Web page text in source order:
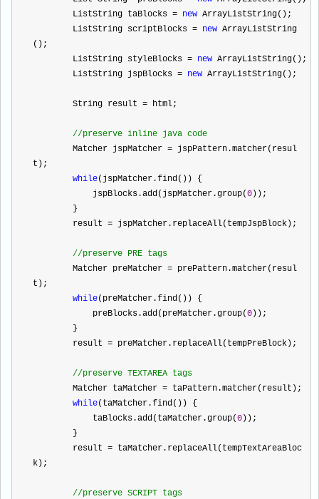
        List
String taBlocks = new ArrayListString();
        List
String scriptBlocks = new ArrayListString
();
        List
String styleBlocks = new ArrayListString();
        List
String jspBlocks = new ArrayListString();
        String result
= html;
//preserve inline java code
        Matcher jspMatcher
= jspPattern.matcher(resul
t);
while(jspMatcher.find()) {
            jspBlocks.add(jspMatcher.group(
0 ));
        }
        result
= jspMatcher.replaceAll(tempJspBlock);
//preserve PRE tags
        Matcher preMatcher
= prePattern.matcher(resul
t);
while(preMatcher.find()) {
            preBlocks.add(preMatcher.group(
0 ));
        }
        result
= preMatcher.replaceAll(tempPreBlock);
//preserve TEXTAREA tags
        Matcher taMatcher
= taPattern.matcher(result);
while(taMatcher.find()) {
            taBlocks.add(taMatcher.group(
0 ));
        }
        result
= taMatcher.replaceAll(tempTextAreaBloc
k);
//preserve SCRIPT tags